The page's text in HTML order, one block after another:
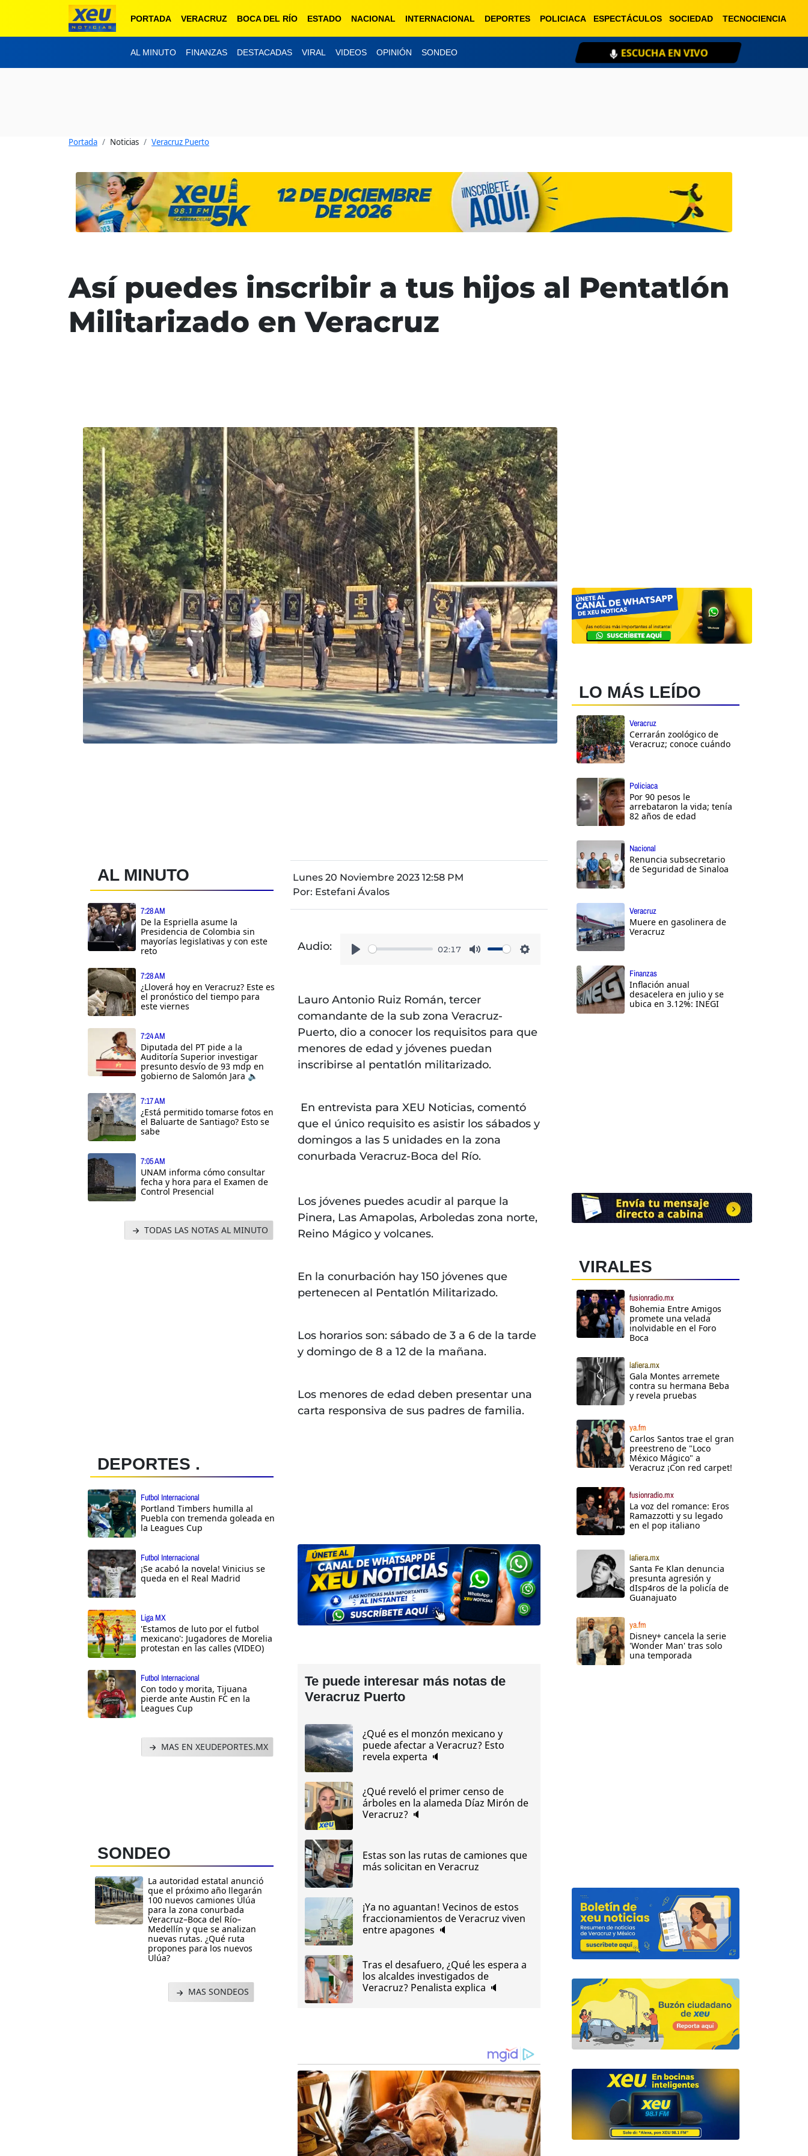
PORTADA VERACRUZ BOCA DEL RÍO ESTADO NACIONAL INTERNACIONAL DEPORTES POLICIACA ESPECTÁCULOS SOCIEDAD TECNOCIENCIA
AL MINUTO FINANZAS DESTACADAS VIRAL VIDEOS OPINIÓN SONDEO ESCUCHA EN VIVO
Portada Noticias Veracruz Puerto
Así puedes inscribir a tus hijos al Pentatlón
Militarizado en Veracruz
AL MINUTO
7:28 AM
De la Espriella asume la
Presidencia de Colombia sin
mayorías legislativas y con este
reto
7:28 AM
¿Lloverá hoy en Veracruz? Este es
el pronóstico del tiempo para
este viernes
7:24 AM
Diputada del PT pide a la
Auditoría Superior investigar
presunto desvío de 93 mdp en
gobierno de Salomón Jara 🔈
7:17 AM
¿Está permitido tomarse fotos en
el Baluarte de Santiago? Esto se
sabe
7:05 AM
UNAM informa cómo consultar
fecha y hora para el Examen de
Control Presencial
TODAS LAS NOTAS AL MINUTO
DEPORTES .
Futbol Internacional
Portland Timbers humilla al
Puebla con tremenda goleada en
la Leagues Cup
Futbol Internacional
¡Se acabó la novela! Vinicius se
queda en el Real Madrid
Liga MX
'Estamos de luto por el futbol
mexicano': Jugadores de Morelia
protestan en las calles (VIDEO)
Futbol Internacional
Con todo y morita, Tijuana
pierde ante Austin FC en la
Leagues Cup
MAS EN XEUDEPORTES.MX
SONDEO
La autoridad estatal anunció
que el próximo año llegarán
100 nuevos camiones Ulúa
para la zona conurbada
Veracruz–Boca del Río–
Medellín y que se analizan
nuevas rutas. ¿Qué ruta
propones para los nuevos
Ulúa?
MAS SONDEOS
Lunes 20 Noviembre 2023 12:58 PM
Por: Estefani Ávalos
Audio:
02:17
Lauro Antonio Ruiz Román, tercer
comandante de la sub zona Veracruz-
Puerto, dio a conocer los requisitos para que
menores de edad y jóvenes puedan
inscribirse al pentatlón militarizado.
En entrevista para XEU Noticias, comentó
que el único requisito es asistir los sábados y
domingos a las 5 unidades en la zona
conurbada Veracruz-Boca del Río.
Los jóvenes puedes acudir al parque la
Pinera, Las Amapolas, Arboledas zona norte,
Reino Mágico y volcanes.
En la conurbación hay 150 jóvenes que
pertenecen al Pentatlón Militarizado.
Los horarios son: sábado de 3 a 6 de la tarde
y domingo de 8 a 12 de la mañana.
Los menores de edad deben presentar una
carta responsiva de sus padres de familia.
Te puede interesar más notas de
Veracruz Puerto
¿Qué es el monzón mexicano y
puede afectar a Veracruz? Esto
revela experta 🔈
¿Qué reveló el primer censo de
árboles en la alameda Díaz Mirón de
Veracruz? 🔈
Estas son las rutas de camiones que
más solicitan en Veracruz
¡Ya no aguantan! Vecinos de estos
fraccionamientos de Veracruz viven
entre apagones 🔈
Tras el desafuero, ¿Qué les espera a
los alcaldes investigados de
Veracruz? Penalista explica 🔈
LO MÁS LEÍDO
Veracruz
Cerrarán zoológico de
Veracruz; conoce cuándo
Policiaca
Por 90 pesos le
arrebataron la vida; tenía
82 años de edad
Nacional
Renuncia subsecretario
de Seguridad de Sinaloa
Veracruz
Muere en gasolinera de
Veracruz
Finanzas
Inflación anual
desacelera en julio y se
ubica en 3.12%: INEGI
VIRALES
fusionradio.mx
Bohemia Entre Amigos
promete una velada
inolvidable en el Foro
Boca
lafiera.mx
Gala Montes arremete
contra su hermana Beba
y revela pruebas
ya.fm
Carlos Santos trae el gran
preestreno de "Loco
México Mágico" a
Veracruz ¡Con red carpet!
fusionradio.mx
La voz del romance: Eros
Ramazzotti y su legado
en el pop italiano
lafiera.mx
Santa Fe Klan denuncia
presunta agresión y
dIsp4ros de la policía de
Guanajuato
ya.fm
Disney+ cancela la serie
'Wonder Man' tras solo
una temporada